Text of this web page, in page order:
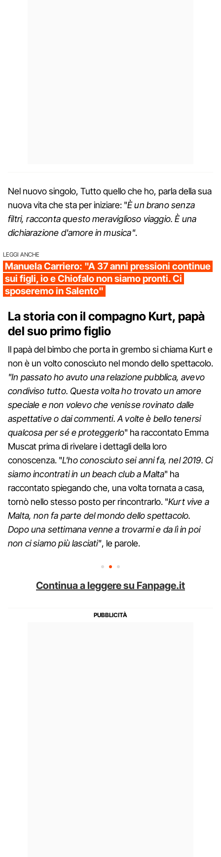
Nel nuovo singolo, Tutto quello che ho, parla della sua
nuova vita che sta per iniziare: "È un brano senza
filtri, racconta questo meraviglioso viaggio. È una
dichiarazione d'amore in musica".
LEGGI ANCHE
Manuela Carriero: "A 37 anni pressioni continue
sui figli, io e Chiofalo non siamo pronti. Ci
sposeremo in Salento"
La storia con il compagno Kurt, papà
del suo primo figlio
Il papà del bimbo che porta in grembo si chiama Kurt e
non è un volto conosciuto nel mondo dello spettacolo.
"In passato ho avuto una relazione pubblica, avevo
condiviso tutto. Questa volta ho trovato un amore
speciale e non volevo che venisse rovinato dalle
aspettative o dai commenti. A volte è bello tenersi
qualcosa per sé e proteggerlo" ha raccontato Emma
Muscat prima di rivelare i dettagli della loro
conoscenza. "L'ho conosciuto sei anni fa, nel 2019. Ci
siamo incontrati in un beach club a Malta" ha
raccontato spiegando che, una volta tornata a casa,
tornò nello stesso posto per rincontrarlo. "Kurt vive a
Malta, non fa parte del mondo dello spettacolo.
Dopo una settimana venne a trovarmi e da lì in poi
non ci siamo più lasciati", le parole.
Continua a leggere su Fanpage.it